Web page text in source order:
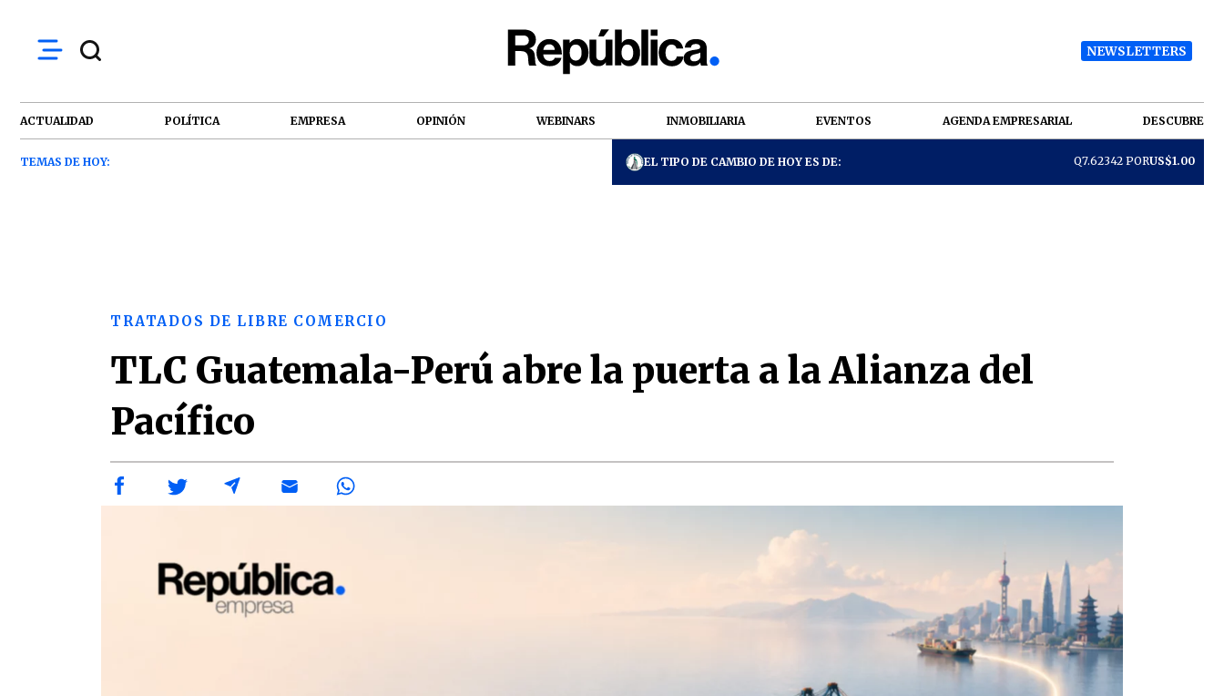
NEWSLETTERS
ACTUALIDAD POLÍTICA EMPRESA OPINIÓN WEBINARS INMOBILIARIA EVENTOS AGENDA EMPRESARIAL DESCUBRE
TEMAS DE HOY: EL TIPO DE CAMBIO DE HOY ES DE: Q7.62342 PORUS$1.00
TRATADOS DE LIBRE COMERCIO
TLC Guatemala-Perú abre la puerta a la Alianza del
Pacífico